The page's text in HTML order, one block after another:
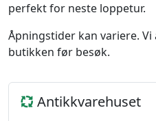
perfekt for neste loppetur.
Åpningstider kan variere.
butikken før besøk.
Antikkvarehuset